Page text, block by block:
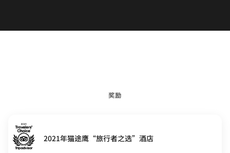
奖励
2021年猫途鹰“旅行者之选”酒店